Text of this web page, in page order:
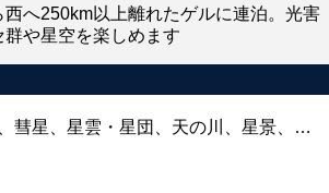
西へ250km以上離れたゲルに連泊。光害
や星空を楽しめます
彗星、星雲・星団、天の川、星景、…